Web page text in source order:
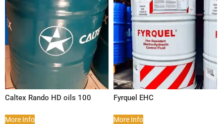
Caltex Rando HD oils 100
More Info
Fyrquel EHC
More Info